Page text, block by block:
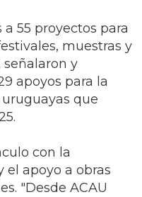
55 proyectos para
muestras y
y
apoyos para la
que
con la
apoyo a obras
"Desde ACAU